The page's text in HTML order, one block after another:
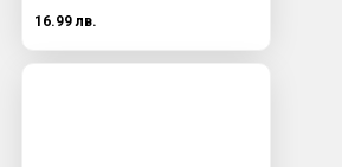
16.99 лв.